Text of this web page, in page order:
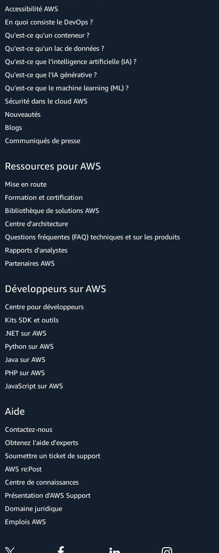
Accessibilité AWS
En quoi consiste le DevOps ?
Qu'est-ce qu'un conteneur ?
Qu’est-ce qu’un lac de données ?
Qu’est-ce que l’intelligence artificielle (IA) ?
Qu’est-ce que l’IA générative ?
Qu’est-ce que le machine learning (ML) ?
Sécurité dans le cloud AWS
Nouveautés
Blogs
Communiqués de presse
Ressources pour AWS
Mise en route
Formation et certification
Bibliothèque de solutions AWS
Centre d'architecture
Questions fréquentes (FAQ) techniques et sur les produits
Rapports d'analystes
Partenaires AWS
Développeurs sur AWS
Centre pour développeurs
Kits SDK et outils
.NET sur AWS
Python sur AWS
Java sur AWS
PHP sur AWS
JavaScript sur AWS
Aide
Contactez-nous
Obtenez l'aide d'experts
Soumettre un ticket de support
AWS re:Post
Centre de connaissances
Présentation d'AWS Support
Domaine juridique
Emplois AWS